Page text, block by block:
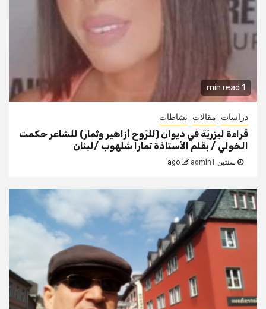
1 min read
دراسات مقالات نشاطات
قراءة ليزريّة في ديوان (للرّوح أزاهير وثمار) للشاعر حكمت
الخولي / بقلم الأستاذة تمارا شلهوب /لبنان
سنتين ago admin1